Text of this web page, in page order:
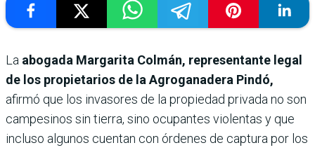
La abogada Margarita Colmán, representante legal
de los propietarios de la Agroganadera Pindó,
afirmó que los invasores de la propiedad privada no son
campesinos sin tierra, sino ocupantes violentas y que
incluso algunos cuentan con órdenes de captura por los